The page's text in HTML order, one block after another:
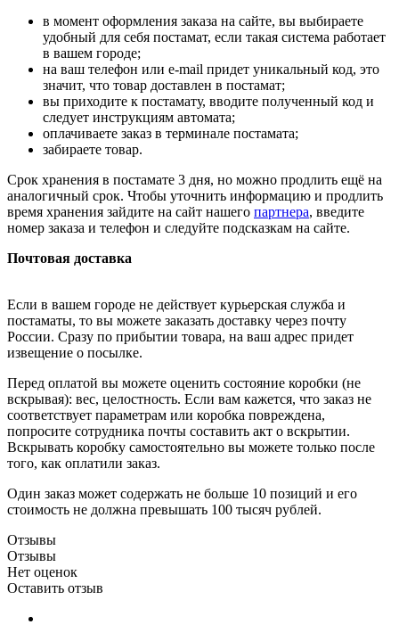
в момент оформления заказа на сайте, вы выбираете
удобный для себя постамат, если такая система работает
в вашем городе;
на ваш телефон или e-mail придет уникальный код, это
значит, что товар доставлен в постамат;
вы приходите к постамату, вводите полученный код и
следует инструкциям автомата;
оплачиваете заказ в терминале постамата;
забираете товар.
Срок хранения в постамате 3 дня, но можно продлить ещё на
аналогичный срок. Чтобы уточнить информацию и продлить
время хранения зайдите на сайт нашего партнера, введите
номер заказа и телефон и следуйте подсказкам на сайте.
Почтовая доставка
Если в вашем городе не действует курьерская служба и
постаматы, то вы можете заказать доставку через почту
России. Сразу по прибытии товара, на ваш адрес придет
извещение о посылке.
Перед оплатой вы можете оценить состояние коробки (не
вскрывая): вес, целостность. Если вам кажется, что заказ не
соответствует параметрам или коробка повреждена,
попросите сотрудника почты составить акт о вскрытии.
Вскрывать коробку самостоятельно вы можете только после
того, как оплатили заказ.
Один заказ может содержать не больше 10 позиций и его
стоимость не должна превышать 100 тысяч рублей.
Отзывы
Отзывы
Нет оценок
Оставить отзыв